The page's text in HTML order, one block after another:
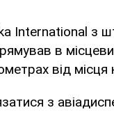
International з
в
від
з